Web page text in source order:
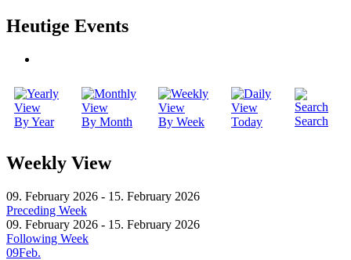
Heutige Events
By Year By Month By Week Today Search
Weekly View
09. February 2026 - 15. February 2026
Preceding Week
09. February 2026 - 15. February 2026
Following Week
09Feb.